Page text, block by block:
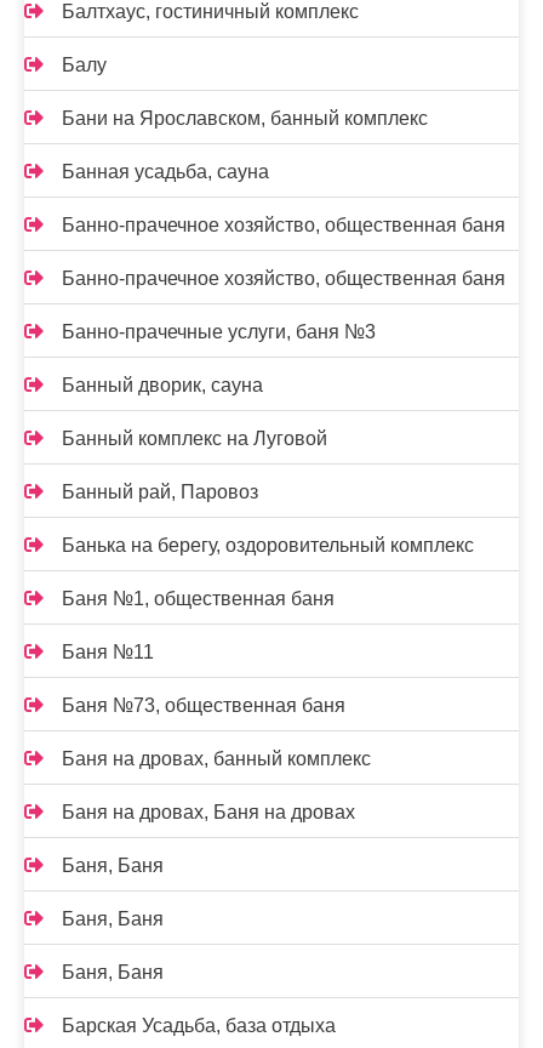
Балтхаус, гостиничный комплекс
Балу
Бани на Ярославском, банный комплекс
Банная усадьба, сауна
Банно-прачечное хозяйство, общественная баня
Банно-прачечное хозяйство, общественная баня
Банно-прачечные услуги, баня №3
Банный дворик, сауна
Банный комплекс на Луговой
Банный рай, Паровоз
Банька на берегу, оздоровительный комплекс
Баня №1, общественная баня
Баня №11
Баня №73, общественная баня
Баня на дровах, банный комплекс
Баня на дровах, Баня на дровах
Баня, Баня
Баня, Баня
Баня, Баня
Барская Усадьба, база отдыха